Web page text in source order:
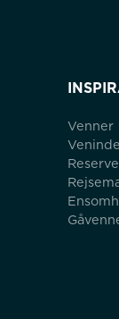
Venner